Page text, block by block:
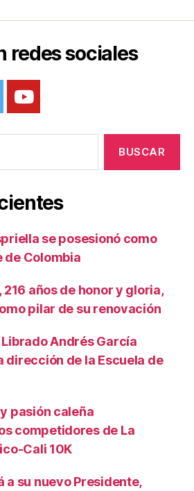
redes sociales
se posesionó como
de Colombia
años de honor y gloria,
pilar de su renovación
Andrés García
dirección de la Escuela de
pasión caleña
competidores de La
Cali 10K
a su nuevo Presidente,